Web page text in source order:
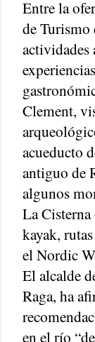
Entre la
de Turismo
Clement,
acueducto
antiguo de
algunos
La Cisterna
kayak,
el Nordic
El alcalde
Raga, ha
en el río